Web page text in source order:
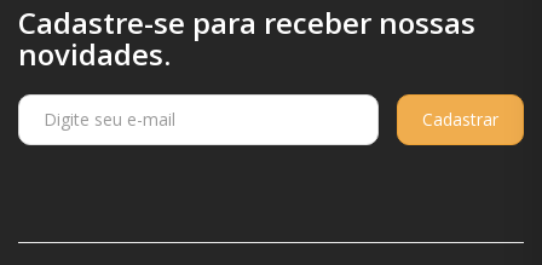
Cadastre-se para receber nossas
novidades.
Cadastrar